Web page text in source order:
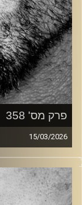
פרק מס' 358
15/03/2026
זיפים, מוזיקה
כל מה שחי, אמיתי
עם שמוליק רגב.